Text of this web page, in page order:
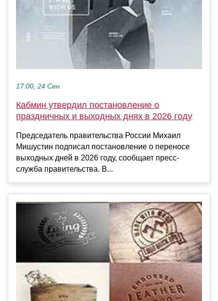
17:00, 24 Сен
Кабмин утвердил постановление о
праздничных и выходных днях в 2026 году
Председатель правительства России Михаил
Мишустин подписал постановление о переносе
выходных дней в 2026 году, сообщает пресс-
служба правительства. В...